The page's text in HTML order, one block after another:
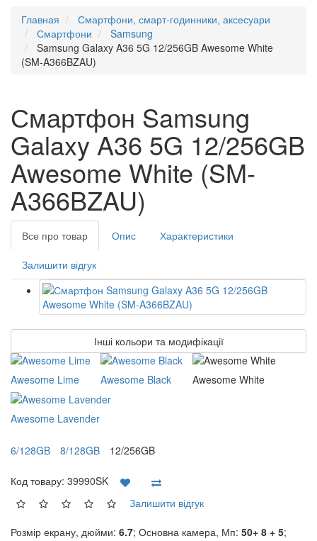
Главная
Смартфони, смарт-годинники, аксесуари
Смартфони
Samsung
Samsung Galaxy A36 5G 12/256GB Awesome White
(SM-A366BZAU)
Смартфон Samsung
Galaxy A36 5G 12/256GB
Awesome White (SM-
A366BZAU)
Все про товар Опис Характеристики
Залишити відгук
Інші кольори та модифікації
Awesome Lime Awesome Black Awesome White
Awesome Lavender
6/128GB 8/128GB 12/256GB
Код товару: 39990SK
Залишити відгук
Розмір екрану, дюйми: 6.7; Основна камера, Мп: 50+ 8 + 5;